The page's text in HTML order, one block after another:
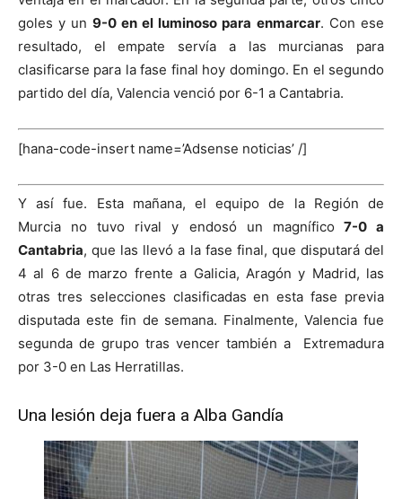
goles y un 9-0 en el luminoso para enmarcar. Con ese
resultado, el empate servía a las murcianas para
clasificarse para la fase final hoy domingo. En el segundo
partido del día, Valencia venció por 6-1 a Cantabria.
[hana-code-insert name=’Adsense noticias’ /]
Y así fue. Esta mañana, el equipo de la Región de
Murcia no tuvo rival y endosó un magnífico 7-0 a
Cantabria, que las llevó a la fase final, que disputará del
4 al 6 de marzo frente a Galicia, Aragón y Madrid, las
otras tres selecciones clasificadas en esta fase previa
disputada este fin de semana. Finalmente, Valencia fue
segunda de grupo tras vencer también a Extremadura
por 3-0 en Las Herratillas.
Una lesión deja fuera a Alba Gandía